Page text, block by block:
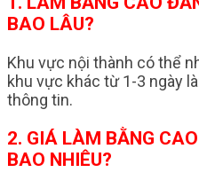
BAO LÂU?
Khu vực nội thành có thể
khu vực khác từ 1-3 ngày
thông tin.
2. GIÁ LÀM BẰNG
BAO NHIÊU?